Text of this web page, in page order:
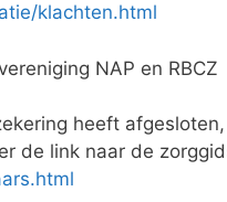
klachten.html
NAP en RBCZ
heeft
de link naar de